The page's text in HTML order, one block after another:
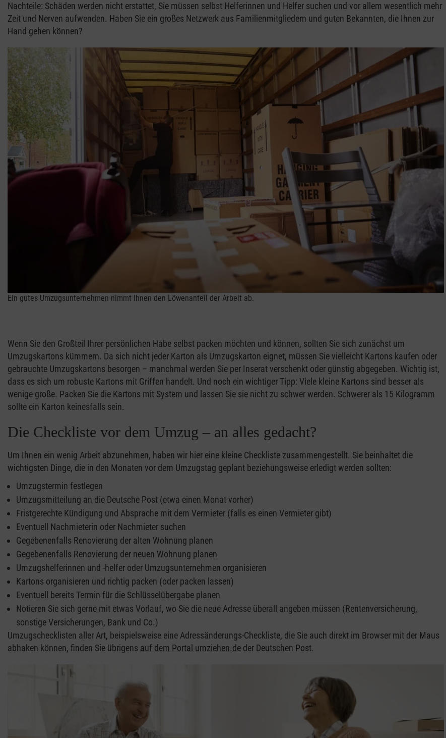
Nachteile: Schäden werden nicht erstattet, Sie müssen selbst Helferinnen und Helfer suchen und vor allem wesentlich mehr
Zeit und Nerven aufwenden. Haben Sie ein großes Netzwerk aus Familienmitgliedern und guten Bekannten, die Ihnen zur
Hand gehen können?
Ein gutes Umzugsunternehmen nimmt Ihnen den Löwenanteil der Arbeit ab.
Wenn Sie den Großteil Ihrer persönlichen Habe selbst packen möchten und können, sollten Sie sich zunächst um
Umzugskartons kümmern. Da sich nicht jeder Karton als Umzugskarton eignet, müssen Sie vielleicht Kartons kaufen oder
gebrauchte Umzugskartons besorgen – manchmal werden Sie per Inserat verschenkt oder günstig abgegeben. Wichtig ist,
dass es sich um robuste Kartons mit Griffen handelt. Und noch ein wichtiger Tipp: Viele kleine Kartons sind besser als
wenige große. Packen Sie die Kartons mit System und lassen Sie sie nicht zu schwer werden. Schwerer als 15 Kilogramm
sollte ein Karton keinesfalls sein.
Die Checkliste vor dem Umzug – an alles gedacht?
Um Ihnen ein wenig Arbeit abzunehmen, haben wir hier eine kleine Checkliste zusammengestellt. Sie beinhaltet die
wichtigsten Dinge, die in den Monaten vor dem Umzugstag geplant beziehungsweise erledigt werden sollten:
Umzugstermin festlegen
Umzugsmitteilung an die Deutsche Post (etwa einen Monat vorher)
Fristgerechte Kündigung und Absprache mit dem Vermieter (falls es einen Vermieter gibt)
Eventuell Nachmieterin oder Nachmieter suchen
Gegebenenfalls Renovierung der alten Wohnung planen
Gegebenenfalls Renovierung der neuen Wohnung planen
Umzugshelferinnen und -helfer oder Umzugsunternehmen organisieren
Kartons organisieren und richtig packen (oder packen lassen)
Eventuell bereits Termin für die Schlüsselübergabe planen
Notieren Sie sich gerne mit etwas Vorlauf, wo Sie die neue Adresse überall angeben müssen (Rentenversicherung,
sonstige Versicherungen, Bank und Co.)
Umzugschecklisten aller Art, beispielsweise eine Adressänderungs-Checkliste, die Sie auch direkt im Browser mit der Maus
abhaken können, finden Sie übrigens auf dem Portal umziehen.de der Deutschen Post.